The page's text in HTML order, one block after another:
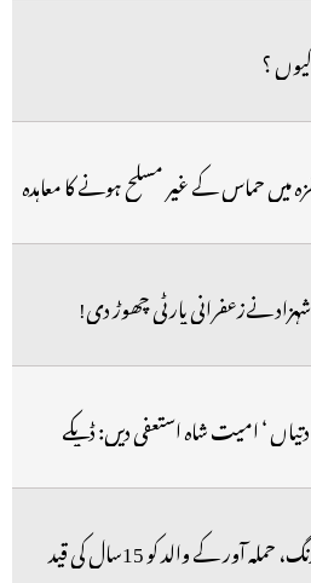
؟
میں حماس کے غیر مسلح ہونے کا معاہدہ
نےزعفرانی پارٹی چھوڑ دی!
‘ امیت شاہ استعفی دیں: ڈپکے
آور کے والد کو 15سال کی قید